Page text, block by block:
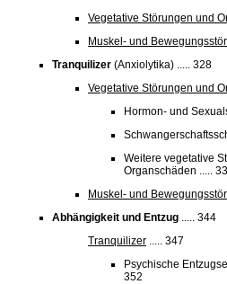
Vegetative Störungen und
Muskel- und
Tranquilizer (Anxiolytika) ..... 328
Vegetative Störungen und
Hormon- und
Weitere vegetative
Organschäden .....
Muskel- und
Abhängigkeit und Entzug ..... 344
Tranquilizer ..... 347
Psychische
352